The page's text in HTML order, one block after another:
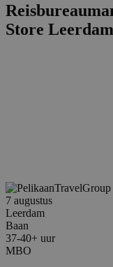
Store Leerdam
7 augustus
Leerdam
Baan
37-40+ uur
MBO